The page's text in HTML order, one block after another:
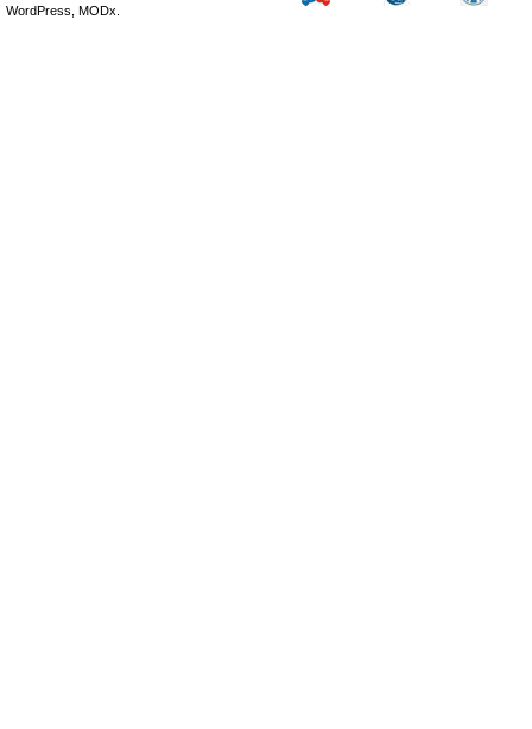
WordPress, MODx.